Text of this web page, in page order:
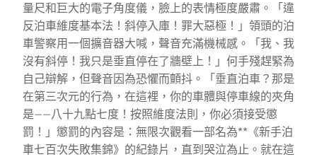
量尺和巨大的電子角度儀，臉上的表情極度嚴肅。「違
反泊車維度基本法！斜停入庫！罪大惡極！」領頭的泊
車警察用一個擴音器大喊，聲音充滿機械感。「我、我
沒有斜停！我只是垂直停在了牆壁上！」何手殘趕緊為
自己辯解，但聲音因為恐懼而顫抖。「垂直泊車？那是
在第三次元的行為，在這裡，你的車體與停車線的夾角
是——八十九點七度！按照維度法則，你必須接受懲
罰！」懲罰的內容是：無限次觀看一部名為**《新手泊
車七百次失敗集錦》的紀錄片，直到哭泣為止。就在這